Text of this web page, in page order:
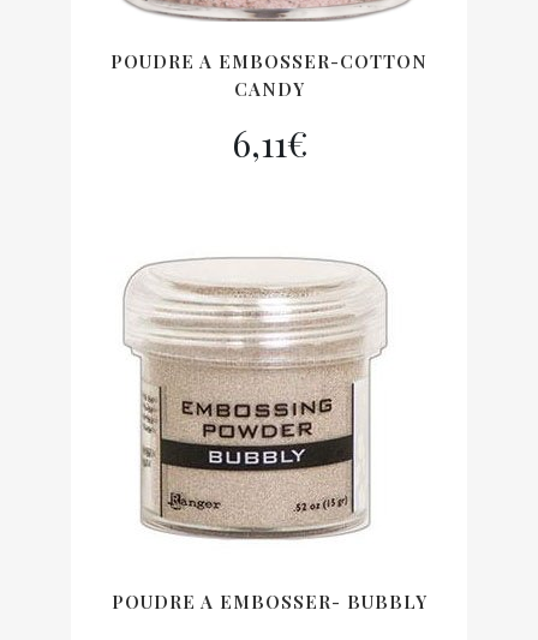
POUDRE A EMBOSSER-COTTON
CANDY
6,11€
POUDRE A EMBOSSER- BUBBLY